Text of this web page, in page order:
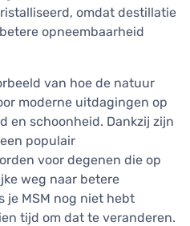
omdat destillatie
opneembaarheid
van hoe de natuur
moderne uitdagingen op
en schoonheid. Dankzij zijn
populair
voor degenen die op
weg naar betere
je MSM nog niet hebt
tijd om dat te veranderen.